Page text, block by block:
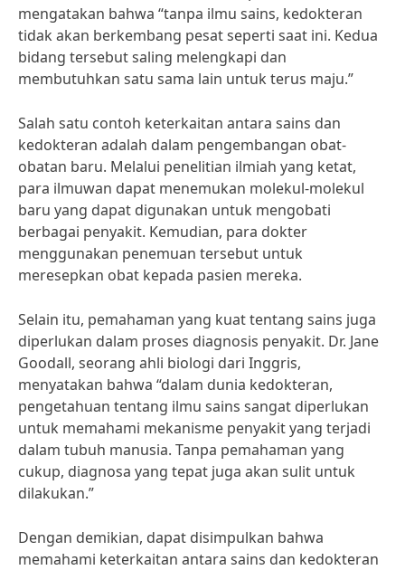
mengatakan bahwa “tanpa ilmu sains, kedokteran
tidak akan berkembang pesat seperti saat ini. Kedua
bidang tersebut saling melengkapi dan
membutuhkan satu sama lain untuk terus maju.”
Salah satu contoh keterkaitan antara sains dan
kedokteran adalah dalam pengembangan obat-
obatan baru. Melalui penelitian ilmiah yang ketat,
para ilmuwan dapat menemukan molekul-molekul
baru yang dapat digunakan untuk mengobati
berbagai penyakit. Kemudian, para dokter
menggunakan penemuan tersebut untuk
meresepkan obat kepada pasien mereka.
Selain itu, pemahaman yang kuat tentang sains juga
diperlukan dalam proses diagnosis penyakit. Dr. Jane
Goodall, seorang ahli biologi dari Inggris,
menyatakan bahwa “dalam dunia kedokteran,
pengetahuan tentang ilmu sains sangat diperlukan
untuk memahami mekanisme penyakit yang terjadi
dalam tubuh manusia. Tanpa pemahaman yang
cukup, diagnosa yang tepat juga akan sulit untuk
dilakukan.”
Dengan demikian, dapat disimpulkan bahwa
memahami keterkaitan antara sains dan kedokteran